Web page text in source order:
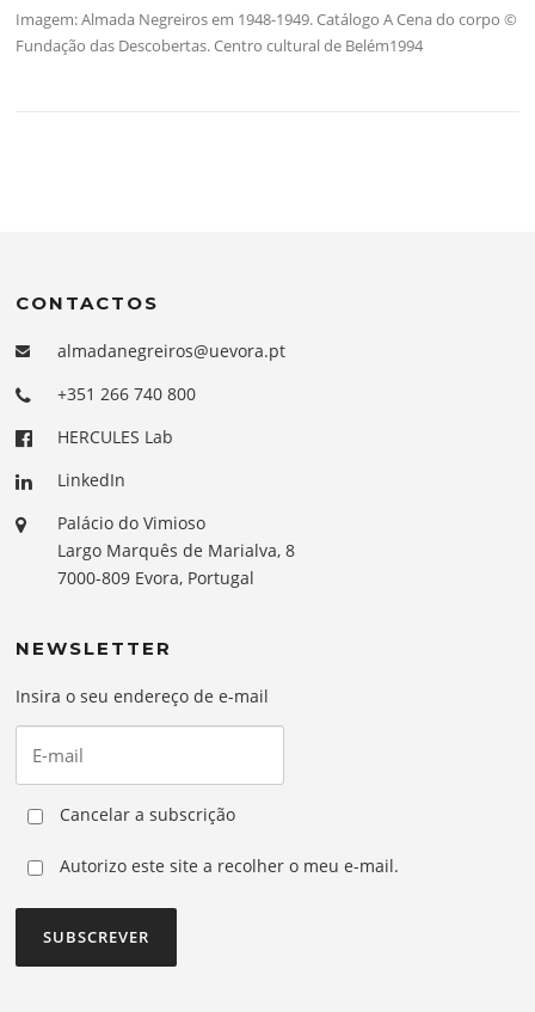
Imagem: Almada Negreiros em 1948-1949. Catálogo A Cena do corpo ©
Fundação das Descobertas. Centro cultural de Belém1994
CONTACTOS
almadanegreiros@uevora.pt
+351 266 740 800
HERCULES Lab
LinkedIn
Palácio do Vimioso
Largo Marquês de Marialva, 8
7000-809 Evora, Portugal
NEWSLETTER
Insira o seu endereço de e-mail
Cancelar a subscrição
Autorizo este site a recolher o meu e-mail.